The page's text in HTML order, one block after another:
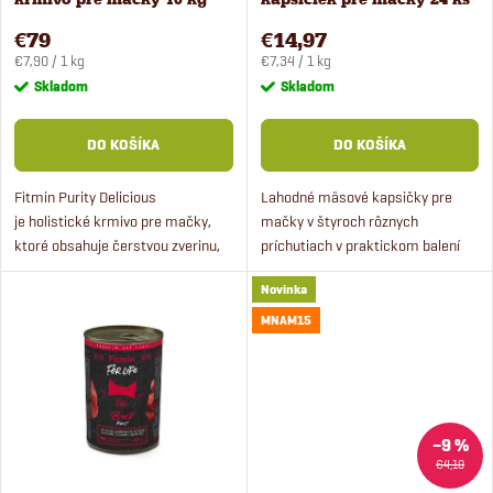
p
r
o
d
u
p
r
o
d
u
€79
Jednotková
cena:
€7,90 / 1 kg
Skladom
DO KOŠÍKA
Fitmin Purity Delicious
je holistické krmivo pre mačky,
ktoré obsahuje čerstvou zverinu,
bylinky na podporu vitality
€14,97
Jednotková
cena:
€7,34 / 1 kg
Skladom
DO KOŠÍKA
Lahodné mäsové kapsičky pre
mačky v štyroch rôznych
príchutiach v praktickom balení
multipacku. Kapsičky pre mačky
sú doplnené taurínom pre dobrý
zrak.
Novinka
MNAM15
€4,10
–9 %